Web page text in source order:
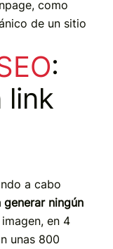
como
de un sitio
:
link
a cabo
ningún
en 4
unas 800